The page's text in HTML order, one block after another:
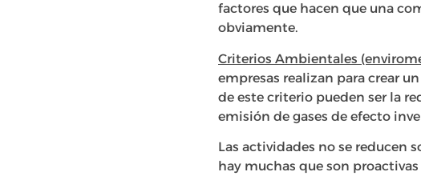
factores que hacen que una
obviamente.
Criterios Ambientales
empresas realizan para crear
de este criterio pueden ser la
emisión de gases de efecto
Las actividades no se reducen
hay muchas que son